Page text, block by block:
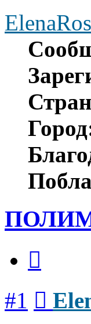
#1